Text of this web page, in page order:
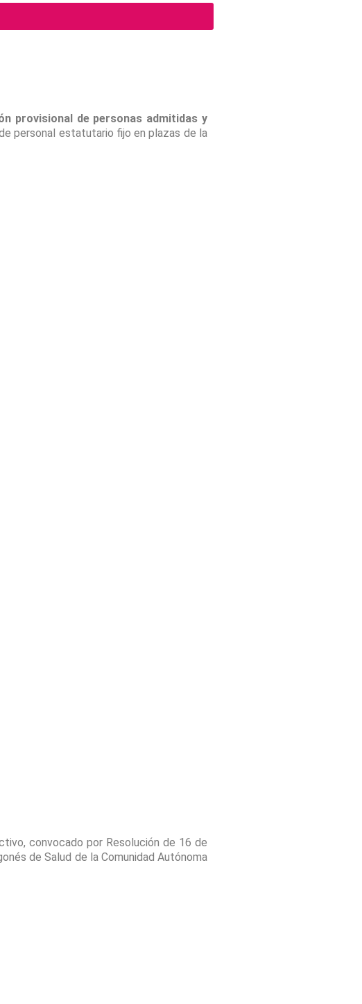
provisional de personas admitidas y
personal estatutario fijo en plazas de la
convocado por Resolución de 16 de
de Salud de la Comunidad Autónoma